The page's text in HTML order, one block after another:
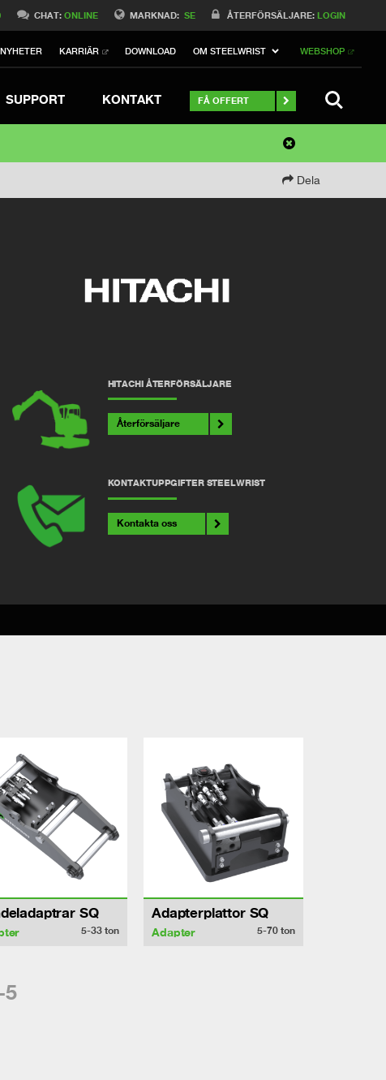
MARKNAD: SE ÅTERFÖRSÄLJARE: LOGIN
CHAT:ONLINE
NYHETER KARRIÄR DOWNLOAD OM STEELWRIST WEBSHOP
SUPPORT KONTAKT FÅ OFFERT
Dela
HITACHI ÅTERFÖRSÄLJARE
Återförsäljare
KONTAKTUPPGIFTER STEELWRIST
Kontakta oss
SQ
5-33ton
Adapterplattor SQ
Adapter 5-70 ton
5